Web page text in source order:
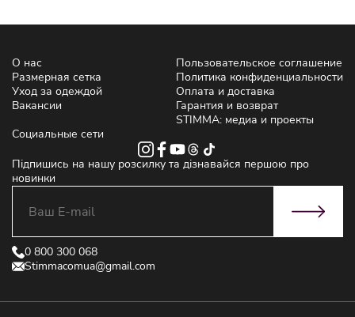
О нас
Размерная сетка
Уход за одеждой
Вакансии
Пользовательское соглашение
Политика конфиденциальности
Оплата и доставка
Гарантия и возврат
STIMMA: медиа и проекты
Социальные сети
Підпишись на нашу розсилку та дізнавайся першою про
новинки
0 800 300 068
Stimmacomua@gmail.com